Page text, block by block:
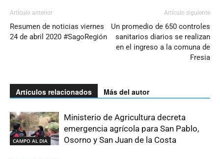
Artículo anterior
Resumen de noticias viernes
24 de abril 2020 #SagoRegión
Artículo siguiente
Un promedio de 650 controles
sanitarios diarios se realizan
en el ingreso a la comuna de
Fresia
Artículos relacionados Más del autor
CAMPO AL DIA
Ministerio de Agricultura decreta
emergencia agrícola para San Pablo,
Osorno y San Juan de la Costa